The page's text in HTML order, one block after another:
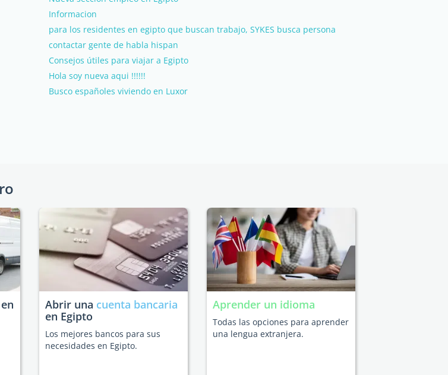
Informacion
para los residentes en egipto que buscan trabajo, SYKES busca persona
contactar gente de habla hispan
Consejos útiles para viajar a Egipto
Hola soy nueva aqui !!!!!!
Busco españoles viviendo en Luxor
en
Abrir una cuenta bancaria
en Egipto
Los mejores bancos para sus
necesidades en Egipto.
Aprender un idioma
Todas las opciones para aprender
una lengua extranjera.